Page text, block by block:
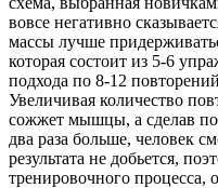
вовсе негативно
массы лучше
которая состоит из 5-6
подхода по 8-12
Увеличивая количество
сожжет мышцы, а сделав
два раза больше, человек
результата не добьется,
тренировочного процесса,